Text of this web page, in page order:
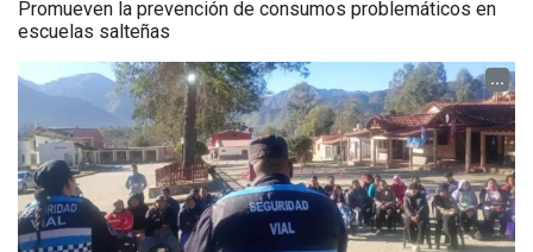
Promueven la prevención de consumos problemáticos en
escuelas salteñas
...